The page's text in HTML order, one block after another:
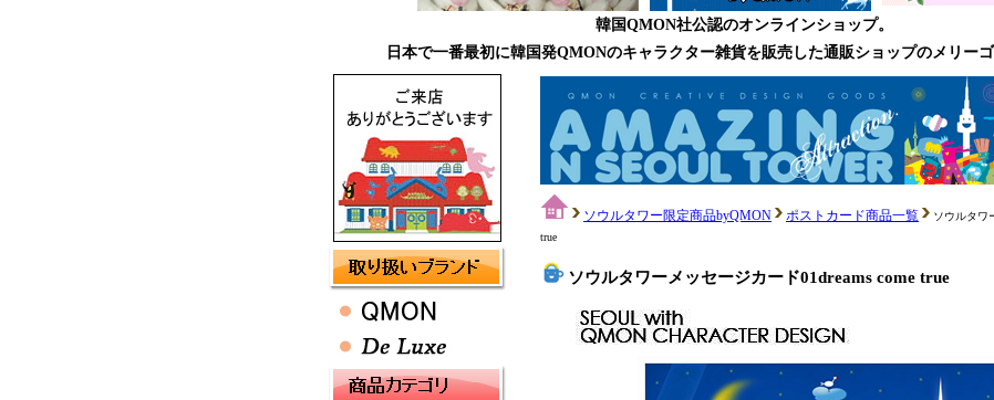
韓国QMON社公認のオンラインショップ。
日本で一番最初に韓国発QMONのキャラクター雑貨を販売した通販ショップのメリー
ソウルタワー限定商品byQMON ポストカード商品一覧
ソウルタワ
true
ソウルタワーメッセージカード01dreams come true